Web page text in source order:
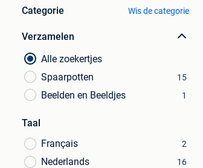
Categorie Wis de categorie
Verzamelen
Alle zoekertjes
Spaarpotten
15
Beelden en Beeldjes 1
Taal
Français
2
Nederlands 16